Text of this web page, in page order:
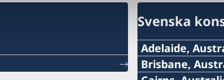
Svenska
Adelaide,
Tel:
Brisbane,